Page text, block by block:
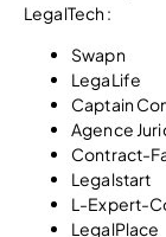
LegalTech :
Swapn
LegaLife
Captain
Agence
Contract-
Legalstart
L-Expert-
LegalPlace